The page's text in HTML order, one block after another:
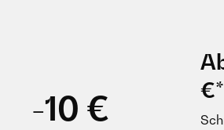
Super qualité, légère et
Utilisateur d'Amazon
-10 €